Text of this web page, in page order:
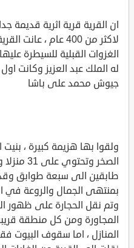
ان القرية قرية اثرية قديمة
لاكثر من 400 عام ،
الغزوات القبلية للسيطرة
له الملك عبد العزيز وكانت
جيوش محمد على باشا
ولقوا بها هزيمة كبيرة ،
الصخر
طابقين الى سبعة طوابق وقد
بمنتهى الجمال والروعة في
وتم نقل الحجارة على ظهور
المجاورة ومن كل منطقة
المنازل ، اما سقوف البيوت